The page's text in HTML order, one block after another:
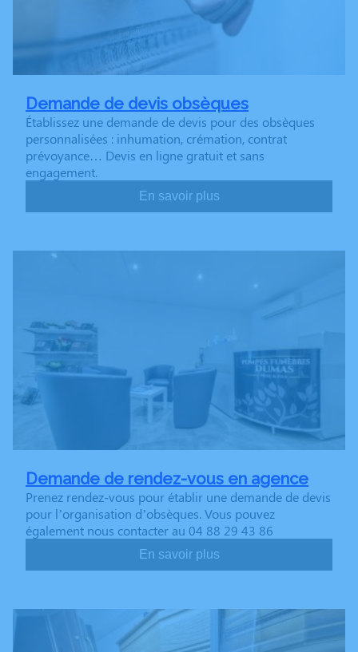
Demande de devis obsèques
Établissez une demande de devis pour des obsèques
personnalisées : inhumation, crémation, contrat
prévoyance… Devis en ligne gratuit et sans
engagement.
En savoir plus
Demande de rendez-vous en agence
Prenez rendez-vous pour établir une demande de devis
pour l’organisation d’obsèques. Vous pouvez
également nous contacter au 04 88 29 43 86
En savoir plus